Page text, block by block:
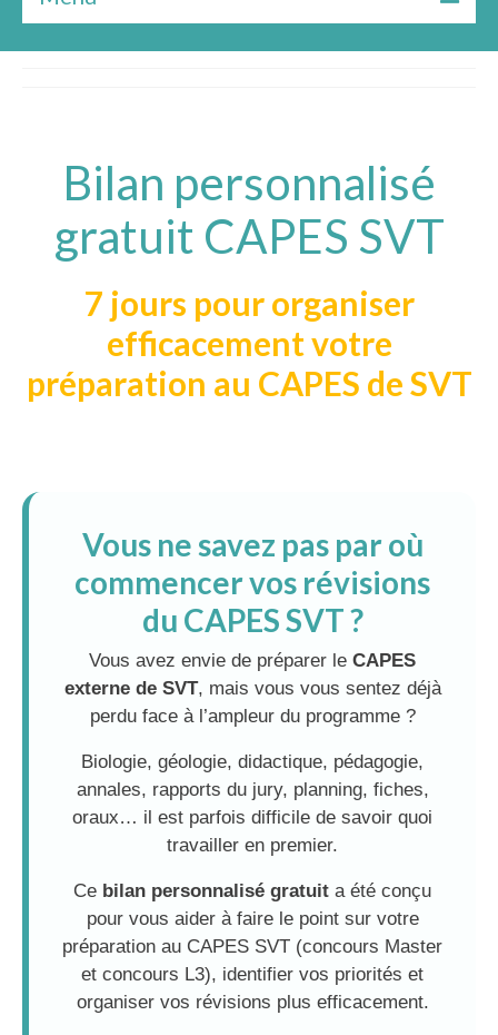
Bilan gratuit
Ressources
★★★ Témoignages
Bilan personnalisé
gratuit CAPES SVT
7 jours pour organiser
efficacement votre
préparation au CAPES de SVT
Vous ne savez pas par où
commencer vos révisions
du CAPES SVT ?
Vous avez envie de préparer le CAPES
externe de SVT, mais vous vous sentez déjà
perdu face à l’ampleur du programme ?
Biologie, géologie, didactique, pédagogie,
annales, rapports du jury, planning, fiches,
oraux… il est parfois difficile de savoir quoi
travailler en premier.
Ce bilan personnalisé gratuit a été conçu
pour vous aider à faire le point sur votre
préparation au CAPES SVT (concours Master
et concours L3), identifier vos priorités et
organiser vos révisions plus efficacement.